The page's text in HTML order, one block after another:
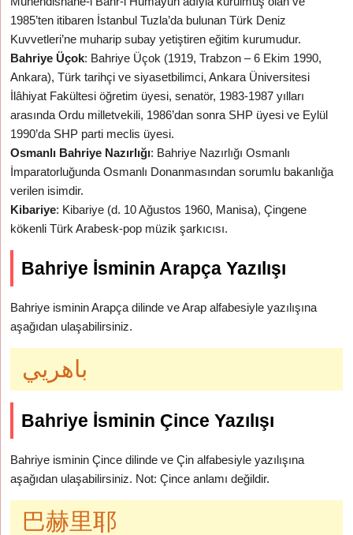
1985’ten itibaren İstanbul Tuzla’da bulunan Türk Deniz
Kuvvetleri’ne muharip subay yetiştiren eğitim kurumudur.
Bahriye Üçok: Bahriye Üçok (1919, Trabzon – 6 Ekim 1990,
Ankara), Türk tarihçi ve siyasetbilimci, Ankara Üniversitesi
İlâhiyat Fakültesi öğretim üyesi, senatör, 1983-1987 yılları
arasında Ordu milletvekili, 1986’dan sonra SHP üyesi ve Eylül
1990’da SHP parti meclis üyesi.
Osmanlı Bahriye Nazırlığı: Bahriye Nazırlığı Osmanlı
İmparatorluğunda Osmanlı Donanmasından sorumlu bakanlığa
verilen isimdir.
Kibariye: Kibariye (d. 10 Ağustos 1960, Manisa), Çingene
kökenli Türk Arabesk-pop müzik şarkıcısı.
Bahriye İsminin Arapça Yazılışı
Bahriye isminin Arapça dilinde ve Arap alfabesiyle yazılışına
aşağıdan ulaşabilirsiniz.
باهريي
Bahriye İsminin Çince Yazılışı
Bahriye isminin Çince dilinde ve Çin alfabesiyle yazılışına
aşağıdan ulaşabilirsiniz. Not: Çince anlamı değildir.
巴赫里耶